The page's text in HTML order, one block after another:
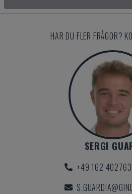
HAR DU FLER FRÅGOR?
SERGI
+49 162